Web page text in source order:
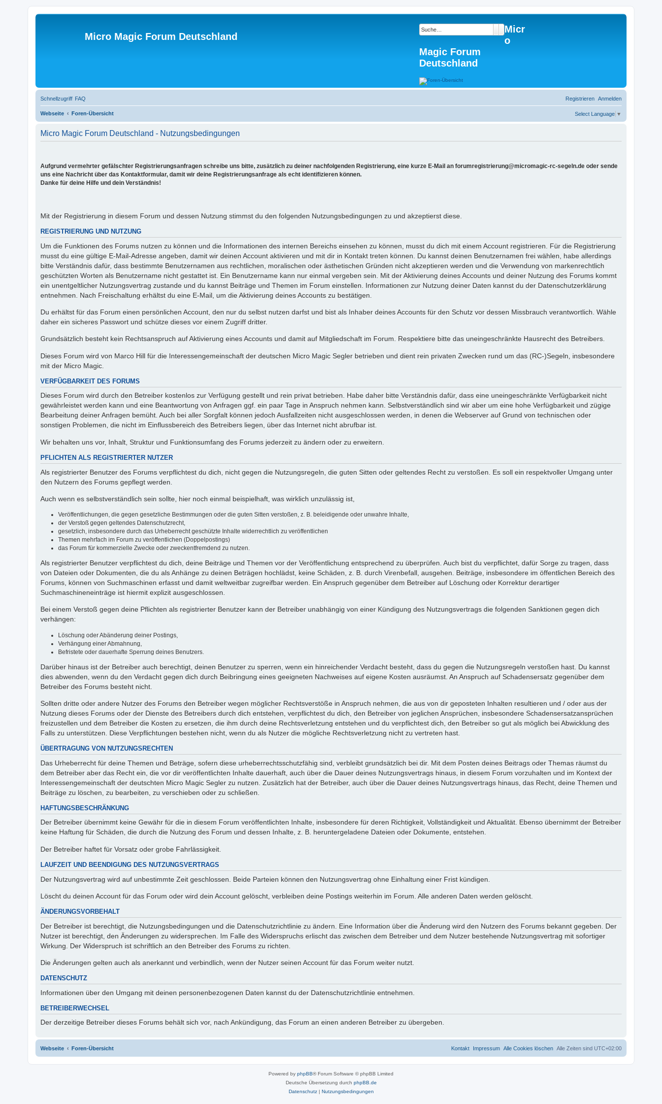
Micro Magic Forum Deutschland
SucheErweiterte Suche
Micr
o
Magic Forum
Deutschland
Schnellzugriff FAQ Anmelden
Registrieren
Webseite Foren-Übersicht Select Language ▼
Micro Magic Forum Deutschland - Nutzungsbedingungen
Aufgrund vermehrter gefälschter Registrierungsanfragen schreibe uns bitte, zusätzlich zu deiner nachfolgenden Registrierung, eine kurze E-Mail an forumregistrierung@micromagic-rc-segeln.de oder sende
uns eine Nachricht über das Kontaktformular, damit wir deine Registrierungsanfrage als echt identifizieren können.
Danke für deine Hilfe und dein Verständnis!
Mit der Registrierung in diesem Forum und dessen Nutzung stimmst du den folgenden Nutzungsbedingungen zu und akzeptierst diese.
REGISTRIERUNG UND NUTZUNG
Um die Funktionen des Forums nutzen zu können und die Informationen des internen Bereichs einsehen zu können, musst du dich mit einem Account registrieren. Für die Registrierung
musst du eine gültige E-Mail-Adresse angeben, damit wir deinen Account aktivieren und mit dir in Kontakt treten können. Du kannst deinen Benutzernamen frei wählen, habe allerdings
bitte Verständnis dafür, dass bestimmte Benutzernamen aus rechtlichen, moralischen oder ästhetischen Gründen nicht akzeptieren werden und die Verwendung von markenrechtlich
geschützten Worten als Benutzername nicht gestattet ist. Ein Benutzername kann nur einmal vergeben sein. Mit der Aktivierung deines Accounts und deiner Nutzung des Forums kommt
ein unentgeltlicher Nutzungsvertrag zustande und du kannst Beiträge und Themen im Forum einstellen. Informationen zur Nutzung deiner Daten kannst du der Datenschutzerklärung
entnehmen. Nach Freischaltung erhältst du eine E-Mail, um die Aktivierung deines Accounts zu bestätigen.
Du erhältst für das Forum einen persönlichen Account, den nur du selbst nutzen darfst und bist als Inhaber deines Accounts für den Schutz vor dessen Missbrauch verantwortlich. Wähle
daher ein sicheres Passwort und schütze dieses vor einem Zugriff dritter.
Grundsätzlich besteht kein Rechtsanspruch auf Aktivierung eines Accounts und damit auf Mitgliedschaft im Forum. Respektiere bitte das uneingeschränkte Hausrecht des Betreibers.
Dieses Forum wird von Marco Hill für die Interessengemeinschaft der deutschen Micro Magic Segler betrieben und dient rein privaten Zwecken rund um das (RC-)Segeln, insbesondere
mit der Micro Magic.
VERFÜGBARKEIT DES FORUMS
Dieses Forum wird durch den Betreiber kostenlos zur Verfügung gestellt und rein privat betrieben. Habe daher bitte Verständnis dafür, dass eine uneingeschränkte Verfügbarkeit nicht
gewährleistet werden kann und eine Beantwortung von Anfragen ggf. ein paar Tage in Anspruch nehmen kann. Selbstverständlich sind wir aber um eine hohe Verfügbarkeit und zügige
Bearbeitung deiner Anfragen bemüht. Auch bei aller Sorgfalt können jedoch Ausfallzeiten nicht ausgeschlossen werden, in denen die Webserver auf Grund von technischen oder
sonstigen Problemen, die nicht im Einflussbereich des Betreibers liegen, über das Internet nicht abrufbar ist.
Wir behalten uns vor, Inhalt, Struktur und Funktionsumfang des Forums jederzeit zu ändern oder zu erweitern.
PFLICHTEN ALS REGISTRIERTER NUTZER
Als registrierter Benutzer des Forums verpflichtest du dich, nicht gegen die Nutzungsregeln, die guten Sitten oder geltendes Recht zu verstoßen. Es soll ein respektvoller Umgang unter
den Nutzern des Forums gepflegt werden.
Auch wenn es selbstverständlich sein sollte, hier noch einmal beispielhaft, was wirklich unzulässig ist,
Veröffentlichungen, die gegen gesetzliche Bestimmungen oder die guten Sitten verstoßen, z. B. beleidigende oder unwahre Inhalte,
der Verstoß gegen geltendes Datenschutzrecht,
gesetzlich, insbesondere durch das Urheberrecht geschützte Inhalte widerrechtlich zu veröffentlichen
Themen mehrfach im Forum zu veröffentlichen (Doppelpostings)
das Forum für kommerzielle Zwecke oder zweckentfremdend zu nutzen.
Als registrierter Benutzer verpflichtest du dich, deine Beiträge und Themen vor der Veröffentlichung entsprechend zu überprüfen. Auch bist du verpflichtet, dafür Sorge zu tragen, dass
von Dateien oder Dokumenten, die du als Anhänge zu deinen Beträgen hochlädst, keine Schäden, z. B. durch Virenbefall, ausgehen. Beiträge, insbesondere im öffentlichen Bereich des
Forums, können von Suchmaschinen erfasst und damit weltweitbar zugreifbar werden. Ein Anspruch gegenüber dem Betreiber auf Löschung oder Korrektur derartiger
Suchmaschineneinträge ist hiermit explizit ausgeschlossen.
Bei einem Verstoß gegen deine Pflichten als registrierter Benutzer kann der Betreiber unabhängig von einer Kündigung des Nutzungsvertrags die folgenden Sanktionen gegen dich
verhängen:
Löschung oder Abänderung deiner Postings,
Verhängung einer Abmahnung,
Befristete oder dauerhafte Sperrung deines Benutzers.
Darüber hinaus ist der Betreiber auch berechtigt, deinen Benutzer zu sperren, wenn ein hinreichender Verdacht besteht, dass du gegen die Nutzungsregeln verstoßen hast. Du kannst
dies abwenden, wenn du den Verdacht gegen dich durch Beibringung eines geeigneten Nachweises auf eigene Kosten ausräumst. An Anspruch auf Schadensersatz gegenüber dem
Betreiber des Forums besteht nicht.
Sollten dritte oder andere Nutzer des Forums den Betreiber wegen möglicher Rechtsverstöße in Anspruch nehmen, die aus von dir geposteten Inhalten resultieren und / oder aus der
Nutzung dieses Forums oder der Dienste des Betreibers durch dich entstehen, verpflichtest du dich, den Betreiber von jeglichen Ansprüchen, insbesondere Schadensersatzansprüchen
freizustellen und dem Betreiber die Kosten zu ersetzen, die ihm durch deine Rechtsverletzung entstehen und du verpflichtest dich, den Betreiber so gut als möglich bei Abwicklung des
Falls zu unterstützen. Diese Verpflichtungen bestehen nicht, wenn du als Nutzer die mögliche Rechtsverletzung nicht zu vertreten hast.
ÜBERTRAGUNG VON NUTZUNGSRECHTEN
Das Urheberrecht für deine Themen und Beträge, sofern diese urheberrechtsschutzfähig sind, verbleibt grundsätzlich bei dir. Mit dem Posten deines Beitrags oder Themas räumst du
dem Betreiber aber das Recht ein, die vor dir veröffentlichten Inhalte dauerhaft, auch über die Dauer deines Nutzungsvertrags hinaus, in diesem Forum vorzuhalten und im Kontext der
Interessengemeinschaft der deutschten Micro Magic Segler zu nutzen. Zusätzlich hat der Betreiber, auch über die Dauer deines Nutzungsvertrags hinaus, das Recht, deine Themen und
Beiträge zu löschen, zu bearbeiten, zu verschieben oder zu schließen.
HAFTUNGSBESCHRÄNKUNG
Der Betreiber übernimmt keine Gewähr für die in diesem Forum veröffentlichten Inhalte, insbesondere für deren Richtigkeit, Vollständigkeit und Aktualität. Ebenso übernimmt der Betreiber
keine Haftung für Schäden, die durch die Nutzung des Forum und dessen Inhalte, z. B. heruntergeladene Dateien oder Dokumente, entstehen.
Der Betreiber haftet für Vorsatz oder grobe Fahrlässigkeit.
LAUFZEIT UND BEENDIGUNG DES NUTZUNGSVERTRAGS
Der Nutzungsvertrag wird auf unbestimmte Zeit geschlossen. Beide Parteien können den Nutzungsvertrag ohne Einhaltung einer Frist kündigen.
Löscht du deinen Account für das Forum oder wird dein Account gelöscht, verbleiben deine Postings weiterhin im Forum. Alle anderen Daten werden gelöscht.
ÄNDERUNGSVORBEHALT
Der Betreiber ist berechtigt, die Nutzungsbedingungen und die Datenschutzrichtlinie zu ändern. Eine Information über die Änderung wird den Nutzern des Forums bekannt gegeben. Der
Nutzer ist berechtigt, den Änderungen zu widersprechen. Im Falle des Widerspruchs erlischt das zwischen dem Betreiber und dem Nutzer bestehende Nutzungsvertrag mit sofortiger
Wirkung. Der Widerspruch ist schriftlich an den Betreiber des Forums zu richten.
Die Änderungen gelten auch als anerkannt und verbindlich, wenn der Nutzer seinen Account für das Forum weiter nutzt.
DATENSCHUTZ
Informationen über den Umgang mit deinen personenbezogenen Daten kannst du der Datenschutzrichtlinie entnehmen.
BETREIBERWECHSEL
Der derzeitige Betreiber dieses Forums behält sich vor, nach Ankündigung, das Forum an einen anderen Betreiber zu übergeben.
Webseite Foren-Übersicht Alle Zeiten sind UTC+02:00
Alle Cookies löschen
Impressum
Kontakt
Powered by phpBB® Forum Software © phpBB Limited
Deutsche Übersetzung durch phpBB.de
Datenschutz| Nutzungsbedingungen